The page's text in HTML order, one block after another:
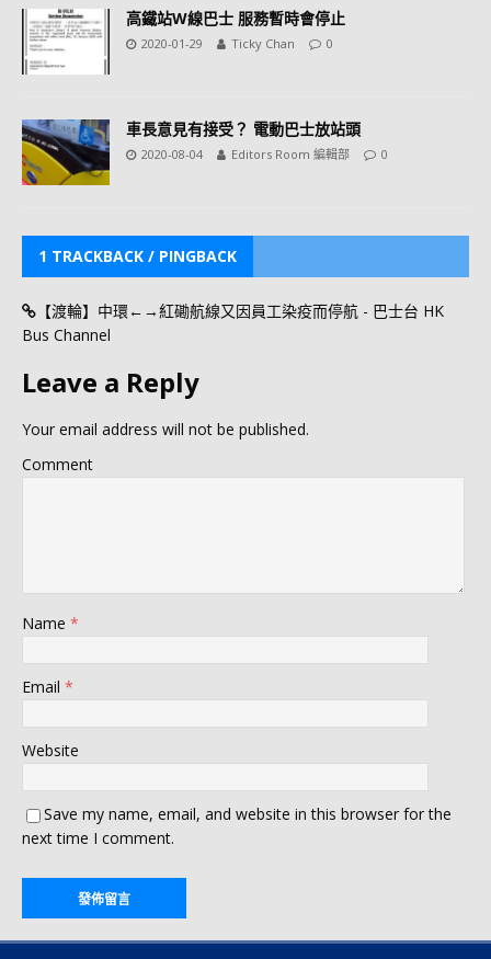
高鐵站W線巴士 服務暫時會停止
2020-01-29 Ticky Chan 0
車長意見有接受？ 電動巴士放站頭
2020-08-04 Editors Room 編輯部 0
1 TRACKBACK / PINGBACK
【渡輪】中環←→紅磡航線又因員工染疫而停航 - 巴士台 HK
Bus Channel
Leave a Reply
Your email address will not be published.
Comment
Name *
Email *
Website
Save my name, email, and website in this browser for the
next time I comment.